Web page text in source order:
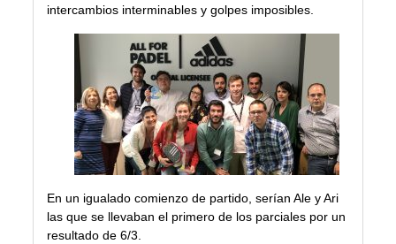
intercambios interminables y golpes imposibles.
En un igualado comienzo de partido, serían Ale y Ari
las que se llevaban el primero de los parciales por un
resultado de 6/3.